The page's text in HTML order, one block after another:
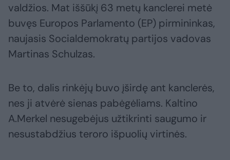
valdžios. Mat iššūkį 63 metų kanclerei metė
buvęs Europos Parlamento (EP) pirmininkas,
naujasis Socialdemokratų partijos vadovas
Martinas Schulzas.
Be to, dalis rinkėjų buvo įširdę ant kanclerės,
nes ji atvėrė sienas pabėgėliams. Kaltino
A.Merkel nesugebėjus užtikrinti saugumo ir
nesustabdžius teroro išpuolių virtinės.